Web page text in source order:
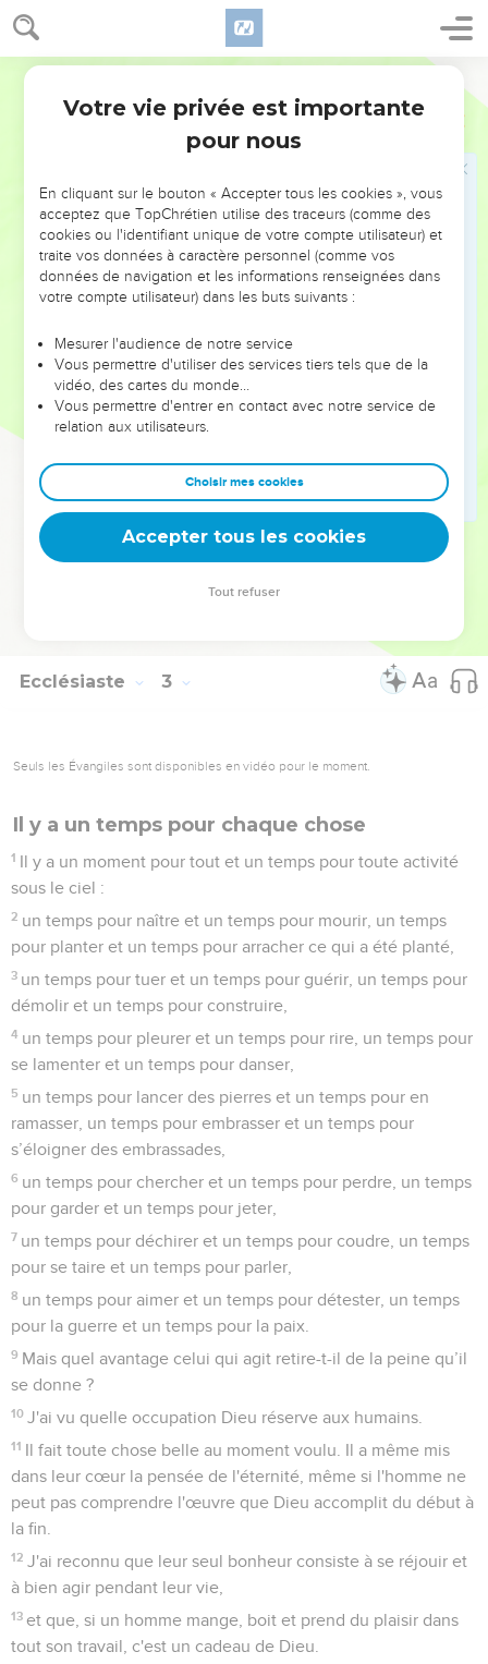
Ecclésiaste 2
Cela aussi, c’est de la fumée.
J'en suis venu à désespérer à cause de toute la peine que
je me suis donnée sous le soleil.
En effet, un homme peut travailler avec sagesse, savoir-
faire et succès, et il doit laisser le produit de son travail à un
homme qui ne s’est donné aucune peine pour cela. Cela
aussi, c’est de la fumée et c’est un grand malheur.
Oui, que retire l'homme de tout son travail et des
préoccupations de son cœur, alors qu’il se donne tant de
peine pour cela sous le soleil ?
Ses journées ne sont toutes que souffrance et son activité
repos. Cela aussi, c’est de la fumée.
Le seul bonheur, pour l'homme, consiste à manger, à boire
et à se donner du plaisir dans son travail, mais cela aussi, je
l'ai bien vu moi-même, dépend de Dieu.
En effet, qui peut manger et jouir de quelque chose, en
dehors de moi ?
Oui, à l'homme qui lui est agréable il donne la sagesse, la
connaissance et la joie, mais au pécheur il réserve la tâche
de récolter et d’amasser des biens afin de les donner à celui
Ecclésiaste 3
Seuls les Évangiles sont disponibles en vidéo pour le moment.
Il y a un temps pour chaque chose
1 Il y a un moment pour tout et un temps pour toute activité
sous le ciel :
2 un temps pour naître et un temps pour mourir, un temps
pour planter et un temps pour arracher ce qui a été planté,
3 un temps pour tuer et un temps pour guérir, un temps pour
démolir et un temps pour construire,
4 un temps pour pleurer et un temps pour rire, un temps pour
se lamenter et un temps pour danser,
5 un temps pour lancer des pierres et un temps pour en
ramasser, un temps pour embrasser et un temps pour
s’éloigner des embrassades,
6 un temps pour chercher et un temps pour perdre, un temps
pour garder et un temps pour jeter,
7 un temps pour déchirer et un temps pour coudre, un temps
pour se taire et un temps pour parler,
8 un temps pour aimer et un temps pour détester, un temps
pour la guerre et un temps pour la paix.
9 Mais quel avantage celui qui agit retire-t-il de la peine qu’il
se donne ?
10 J'ai vu quelle occupation Dieu réserve aux humains.
11 Il fait toute chose belle au moment voulu. Il a même mis
dans leur cœur la pensée de l'éternité, même si l'homme ne
peut pas comprendre l'œuvre que Dieu accomplit du début à
la fin.
12 J'ai reconnu que leur seul bonheur consiste à se réjouir et
à bien agir pendant leur vie,
13 et que, si un homme mange, boit et prend du plaisir dans
tout son travail, c'est un cadeau de Dieu.
Votre vie privée est importante
pour nous
En cliquant sur le bouton « Accepter tous les cookies », vous
acceptez que TopChrétien utilise des traceurs (comme des
cookies ou l'identifiant unique de votre compte utilisateur) et
traite vos données à caractère personnel (comme vos
données de navigation et les informations renseignées dans
votre compte utilisateur) dans les buts suivants :
Mesurer l'audience de notre service
Vous permettre d'utiliser des services tiers tels que de la
vidéo, des cartes du monde…
Vous permettre d'entrer en contact avec notre service de
relation aux utilisateurs.
Choisir mes cookies
Accepter tous les cookies
Tout refuser